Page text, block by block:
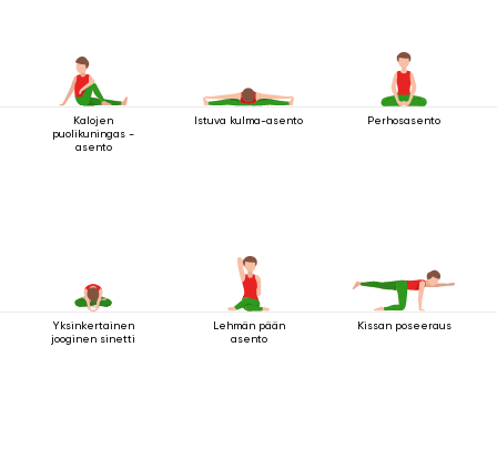
Kalojen
puolikuningas -
asento
Istuva kulma-asento Perhosasento
Yksinkertainen
jooginen sinetti
Lehmän pään
asento
Kissan poseeraus